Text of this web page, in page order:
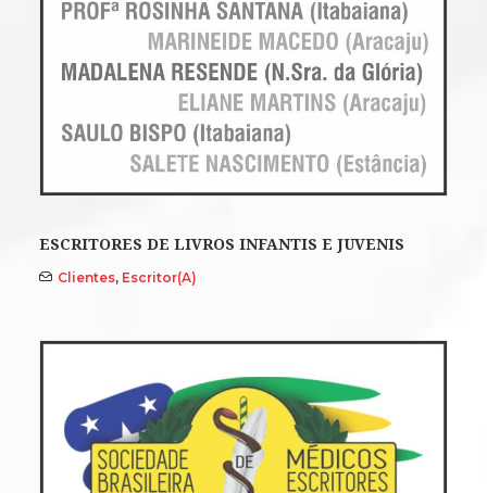
ESCRITORES DE LIVROS INFANTIS E JUVENIS
Clientes, Escritor(a)